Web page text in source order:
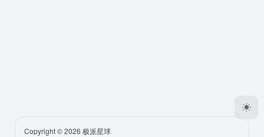
Copyright © 2026 极派星球